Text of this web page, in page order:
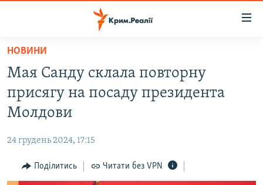
Перейти
основного
матеріалу
Перейти
до
основної
навігації
Перейти
до
ВІДЕО ТА ФОТО
БЛОГИ
ПОГЛЯД
НОВИНИ
Мая Санду склала повторну
присягу на посаду президента
Молдови
24 грудень 2024, 17:15
Поділитись Читати без VPN